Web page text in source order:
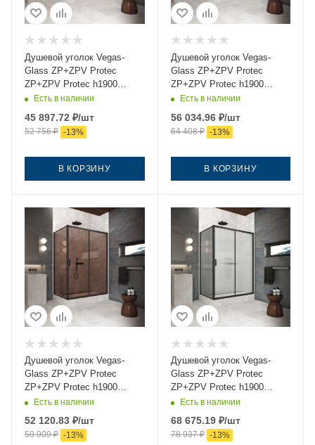
Душевой уголок Vegas-
Glass ZP+ZPV Protec
ZP+ZPV Protec h1900
105*70 03 01 105х70 стекло
золото без поддона
Есть в наличии
45 897.72 ₽/шт
52 756₽ -13%
В КОРЗИНУ
Душевой уголок Vegas-
Glass ZP+ZPV Protec
ZP+ZPV Protec h1900
105*70 02М 02 105х70
черный без поддона
Есть в наличии
56 034.96₽/шт
64 408₽ -13%
В КОРЗИНУ
Душевой уголок Vegas-
Glass ZP+ZPV Protec
ZP+ZPV Protec h1900
105*70 02М 05 105х70
стекло тонированное
профиль черный без
поддона
Есть в наличии
52 120.83 ₽/шт
59 909₽ -13%
Душевой уголок Vegas-
Glass ZP+ZPV Protec
ZP+ZPV Protec h1900
105*70 02М Moru 105х70
стекло рифленое профиль
черный без поддона
Есть в наличии
68 675.19₽/шт
78 937₽ -13%